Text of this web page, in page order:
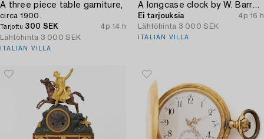
A three piece table garniture,
circa 1900.
Tarjottu 300 SEK
4p 14 h
Lähtöhinta 3 000 SEK
ITALIAN VILLA
A longcase clock by W. Barrow (watchmaker in London 1700-36).
Ei tarjouksia
4p 16 h
Lähtöhinta 3 000 SEK
ITALIAN VILLA